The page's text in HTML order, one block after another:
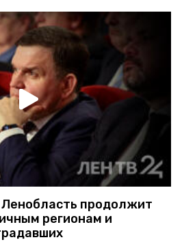
продолжит
регионам и